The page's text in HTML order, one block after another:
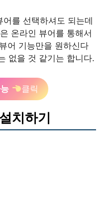
를 선택하셔도 되는데
온라인 뷰어를 통해서
어 기능만을 원하신다
없을 것 같기는 합니다.
클릭
치하기